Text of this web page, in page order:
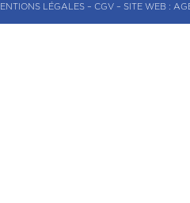
LÉGALES– CGV– SITE WEB :